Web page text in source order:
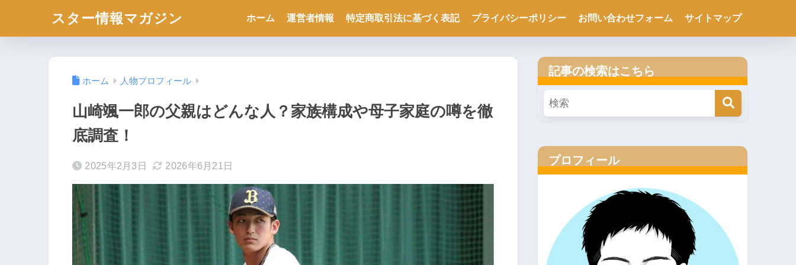
スター情報マガジン ホーム 運営者情報 特定商取引法に基づく表記 プライバシーポリシー お問い合わせフォーム サイトマップ
ホーム 人物プロフィール
山崎颯一郎の父親はどんな人？家族構成や母子家庭の噂を徹
底調査！
2025年2月3日 2026年6月21日
記事の検索はこちら
プロフィール